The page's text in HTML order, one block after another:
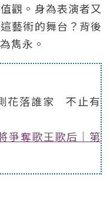
觀。身為表演者又
藝術的舞台？背後
雋永。
花落誰家 不止有
爭奪歌王歌后｜第